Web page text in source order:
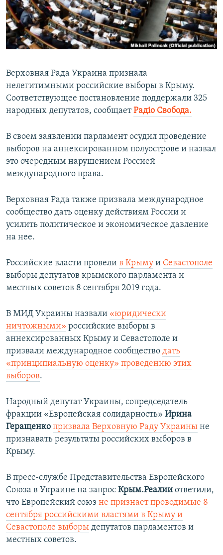
ПОБЕДИТЕЛЕЙ НЕ СУДЯТ?
КРЫМ.НЕПОКОРЕННЫЙ
ELIFBE
ПРИСОЕДИНЯЙТЕСЬ!
Все сайты RFE/RL
Верховная Рада Украина признала
нелегитимными российские выборы в Крыму.
Соответствующее постановление поддержали 325
народных депутатов, сообщаетРадіо Свобода.
В своем заявлении парламент осудил проведение
выборов на аннексированном полуострове и назвал
это очередным нарушением Россией
международного права.
Верховная Рада также призвала международное
сообщество дать оценку действиям России и
усилить политическое и экономическое давление
на нее.
Российские власти провели в Крыму и Севастополе
выборы депутатов крымского парламента и
местных советов 8 сентября 2019 года.
В МИД Украины назвали «юридически
ничтожными» российские выборы в
аннексированных Крыму и Севастополе и
призвали международное сообщество дать
«принципиальную оценку» проведению этих
выборов.
Народный депутат Украины, сопредседатель
фракции «Европейская солидарность» Ирина
Геращенко призвала Верховную Раду Украины не
признавать результаты российских выборов в
Крыму.
В пресс-службе Представительства Европейского
Союза в Украине на запрос Крым.Реалии ответили,
что Европейский союз не признает проводимые 8
сентября российскими властями в Крыму и
Севастополе выборы депутатов парламентов и
местных советов.